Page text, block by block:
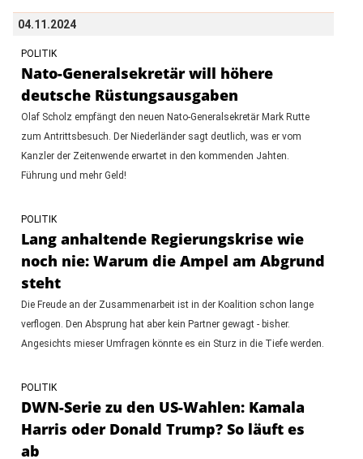
04.11.2024
POLITIK
Nato-Generalsekretär will höhere
deutsche Rüstungsausgaben
Olaf Scholz empfängt den neuen Nato-Generalsekretär Mark Rutte
zum Antrittsbesuch. Der Niederländer sagt deutlich, was er vom
Kanzler der Zeitenwende erwartet in den kommenden Jahten.
Führung und mehr Geld!
POLITIK
Lang anhaltende Regierungskrise wie
noch nie: Warum die Ampel am Abgrund
steht
Die Freude an der Zusammenarbeit ist in der Koalition schon lange
verflogen. Den Absprung hat aber kein Partner gewagt - bisher.
Angesichts mieser Umfragen könnte es ein Sturz in die Tiefe werden.
POLITIK
DWN-Serie zu den US-Wahlen: Kamala
Harris oder Donald Trump? So läuft es
ab